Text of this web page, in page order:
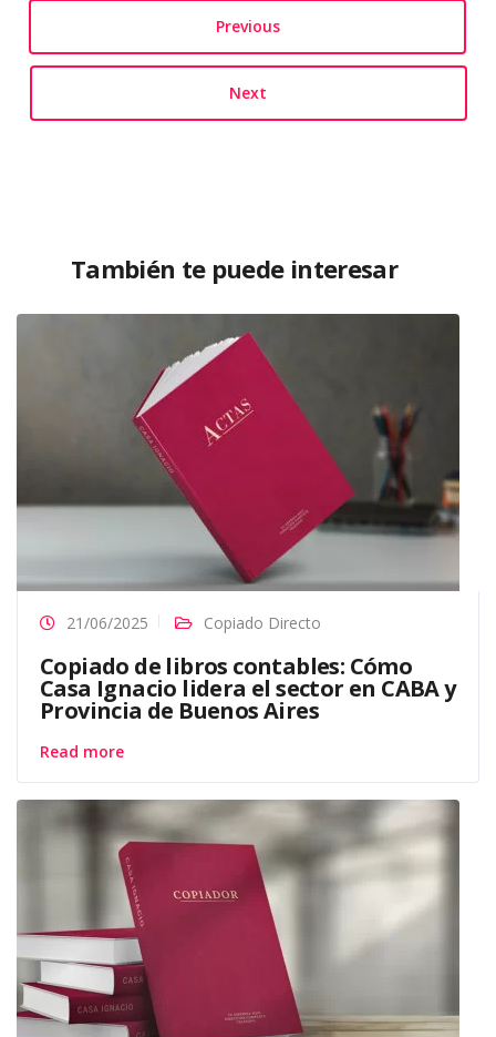
Previous
Next
También te puede interesar
21/06/2025 Copiado Directo
Copiado de libros contables: Cómo
Casa Ignacio lidera el sector en CABA y
Provincia de Buenos Aires
Read more